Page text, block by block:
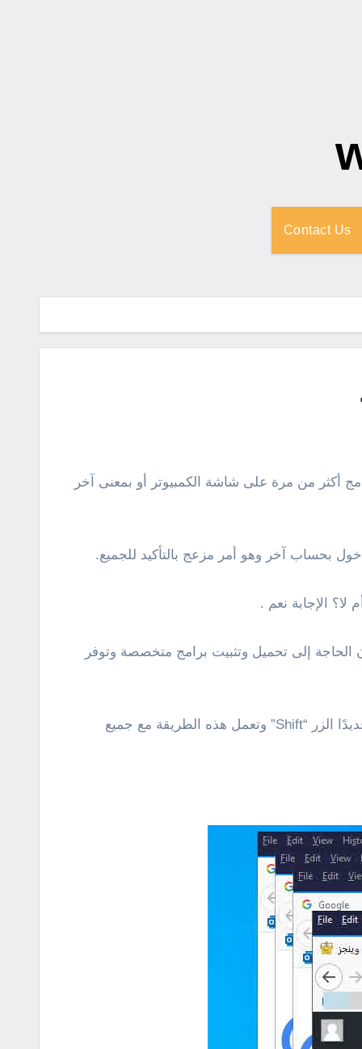
Contact Us
بحساب آخر وهو أمر مزعج بالتأكيد للجميع.
الإجابة نعم .
الحاجة إلى تحميل وتثبيت برامج متخصصة وتوفر
وتتوفر أكثر من طريقة تساعد على فتح أكثر من برنامج في الكمبيوتر. الطريقة الأولى من خلال إختصار لوحة المفاتيح وتحديدًا الزر “Shift” وتعمل هذه الطريقة مع جميع